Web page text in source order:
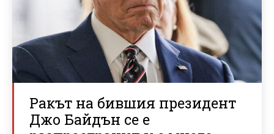
Ракът на бившия президент
Джо Байдън се е